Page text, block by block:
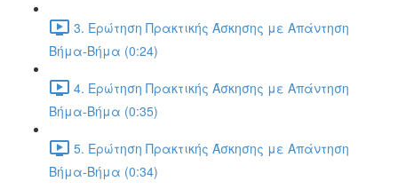
3. Ερώτηση Πρακτικής Άσκησης με Απάντηση
Βήμα-Βήμα (0:24)
4. Ερώτηση Πρακτικής Άσκησης με Απάντηση
Βήμα-Βήμα (0:35)
5. Ερώτηση Πρακτικής Άσκησης με Απάντηση
Βήμα-Βήμα (0:34)